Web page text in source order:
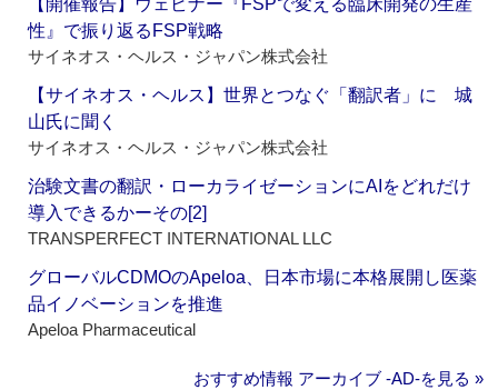
【開催報告】ウェビナー『FSPで変える臨床開発の生産
性』で振り返るFSP戦略
サイネオス・ヘルス・ジャパン株式会社
【サイネオス・ヘルス】世界とつなぐ「翻訳者」に 城
山氏に聞く
サイネオス・ヘルス・ジャパン株式会社
治験文書の翻訳・ローカライゼーションにAIをどれだけ
導入できるかーその[2]
TRANSPERFECT INTERNATIONAL LLC
グローバルCDMOのApeloa、日本市場に本格展開し医薬
品イノベーションを推進
Apeloa Pharmaceutical
おすすめ情報 アーカイブ ‐AD‐を見る »